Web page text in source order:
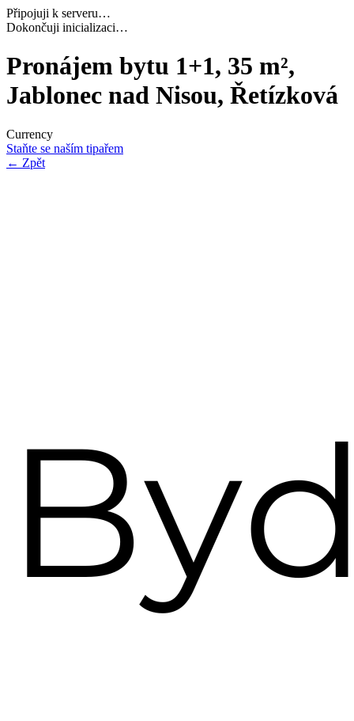
Připojuji k serveru…
Navazuji bezpečné spojení…
Pronájem bytu 1+1, 35 m²,
Jablonec nad Nisou, Řetízková
Currency
Staňte se naším tipařem
← Zpět